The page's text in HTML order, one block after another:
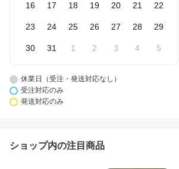
16 17 18 19 20 21 22
23 24 25 26 27 28 29
30 31 1 2 3 4 5
休業日（受注・発送対応なし）
受注対応のみ
発送対応のみ
ショップ内の注目商品